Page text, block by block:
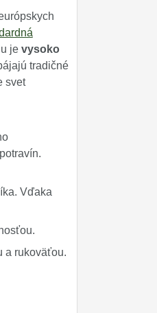
je vysoko
tradičné
svet
Vďaka
a rukoväťou.